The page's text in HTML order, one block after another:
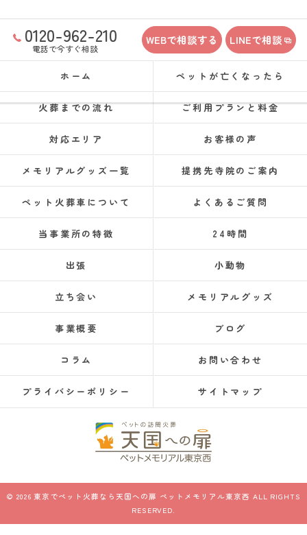
0120-962-210
電話で今すぐ相談
WEBで相談する LINEで相談
ホーム ペットが亡くなったら
火葬までの流れ ご利用プランと料金
対応エリア お客様の声
メモリアルグッズ一覧 提携先寺院のご案内
ペット火葬車について よくあるご質問
当事業所の特徴 24時間
出張 小動物
立ち会い メモリアルグッズ
事業概要 ブログ
コラム お問い合わせ
プライバシーポリシー サイトマップ
© 2026 東京でペット火葬なら天国への扉 ペットメモリアル東京西 ALL RIGHTS
RESERVED.